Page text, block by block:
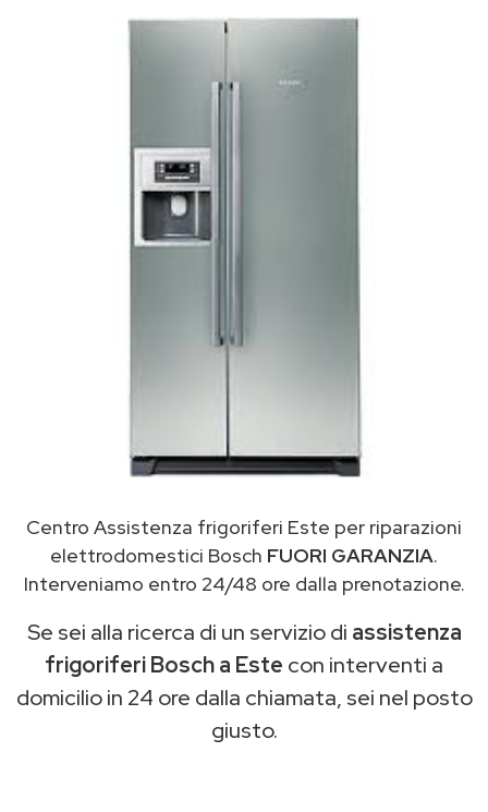
Centro Assistenza frigoriferi Este per riparazioni
elettrodomestici Bosch FUORI GARANZIA.
Interveniamo entro 24/48 ore dalla prenotazione.
Se sei alla ricerca di un servizio di assistenza
frigoriferi Bosch a Este con interventi a
domicilio in 24 ore dalla chiamata, sei nel posto
giusto.